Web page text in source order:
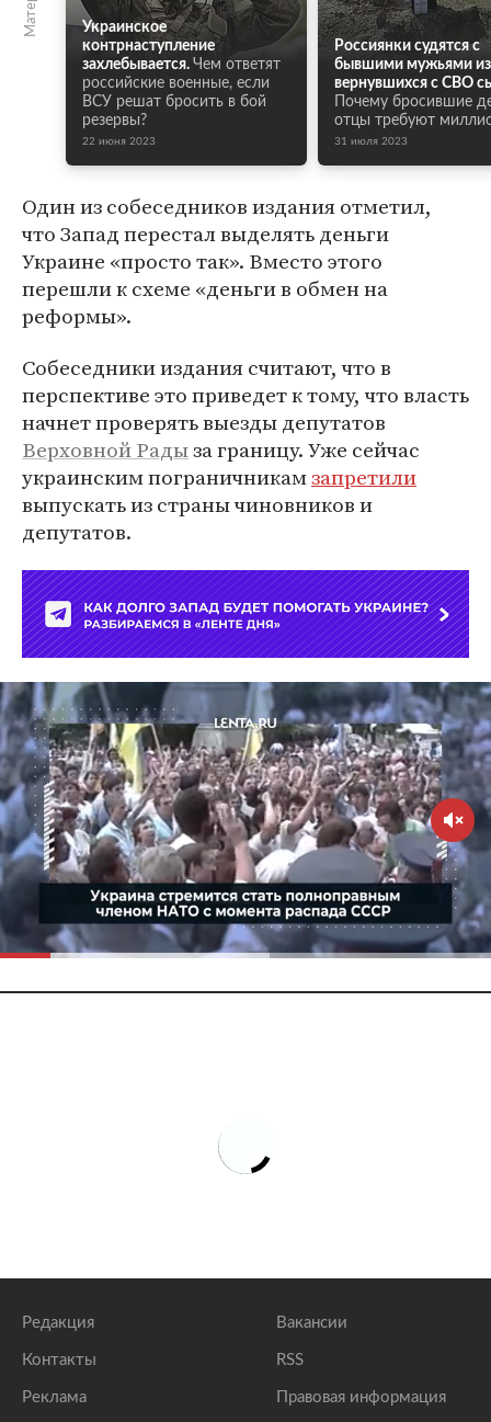
Украинское
контрнаступление
захлебывается. Чем ответят
российские военные, если
ВСУ решат бросить в бой
резервы?
22 июня 2023
Россиянки судятся с
бывшими мужьями
вернувшихся с СВО
Почему бросившие
отцы требуют
31 июля 2023
Один из собеседников издания отметил,
что Запад перестал выделять деньги
Украине «просто так». Вместо этого
перешли к схеме «деньги в обмен на
реформы».
Собеседники издания считают, что в
перспективе это приведет к тому, что власть
начнет проверять выезды депутатов
Верховной Радыза границу. Уже сейчас
украинским пограничникамзапретили
выпускать из страны чиновников и
депутатов.
Редакция
Контакты
Реклама
Вакансии
RSS
Правовая информация